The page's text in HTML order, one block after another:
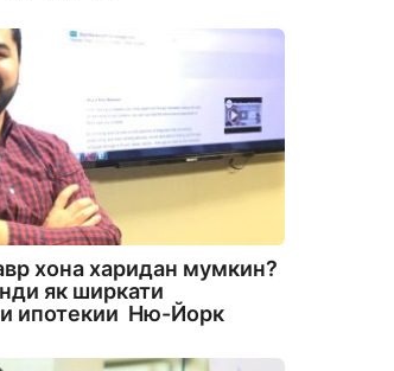
хона харидан мумкин?
як ширкати
ипотекии Ню-Йорк